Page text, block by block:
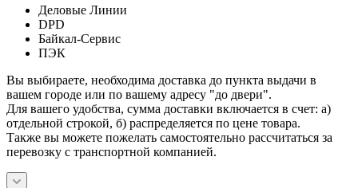
Деловые Линии
DPD
Байкал-Сервис
ПЭК
Вы выбираете, необходима доставка до пункта выдачи в
вашем городе или по вашему адресу "до двери".
Для вашего удобства, сумма доставки включается в счет: а)
отдельной строкой, б) распределяется по цене товара.
Также вы можете пожелать самостоятельно рассчитаться за
перевозку с транспортной компанией.